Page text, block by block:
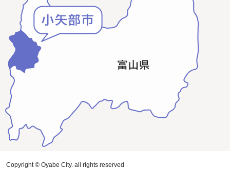
Copyright © Oyabe City. all rights reserved